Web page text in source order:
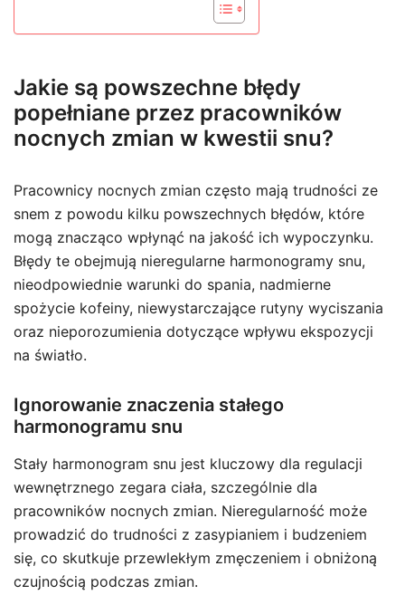
Jakie są powszechne błędy
popełniane przez pracowników
nocnych zmian w kwestii snu?
Pracownicy nocnych zmian często mają trudności ze
snem z powodu kilku powszechnych błędów, które
mogą znacząco wpłynąć na jakość ich wypoczynku.
Błędy te obejmują nieregularne harmonogramy snu,
nieodpowiednie warunki do spania, nadmierne
spożycie kofeiny, niewystarczające rutyny wyciszania
oraz nieporozumienia dotyczące wpływu ekspozycji
na światło.
Ignorowanie znaczenia stałego
harmonogramu snu
Stały harmonogram snu jest kluczowy dla regulacji
wewnętrznego zegara ciała, szczególnie dla
pracowników nocnych zmian. Nieregularność może
prowadzić do trudności z zasypianiem i budzeniem
się, co skutkuje przewlekłym zmęczeniem i obniżoną
czujnością podczas zmian.